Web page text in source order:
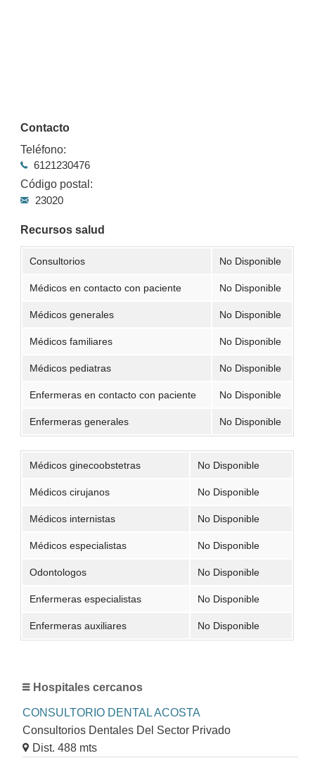
Contacto
Teléfono:
6121230476
Código postal:
23020
Recursos salud
Consultorios No Disponible
Médicos en contacto con paciente No Disponible
Médicos generales No Disponible
Médicos familiares No Disponible
Médicos pediatras No Disponible
Enfermeras en contacto con paciente No Disponible
Enfermeras generales No Disponible
Médicos ginecoobstetras No Disponible
Médicos cirujanos No Disponible
Médicos internistas No Disponible
Médicos especialistas No Disponible
Odontologos No Disponible
Enfermeras especialistas No Disponible
Enfermeras auxiliares No Disponible
Hospitales cercanos
CONSULTORIO DENTAL ACOSTA
Consultorios Dentales Del Sector Privado
Dist. 488 mts